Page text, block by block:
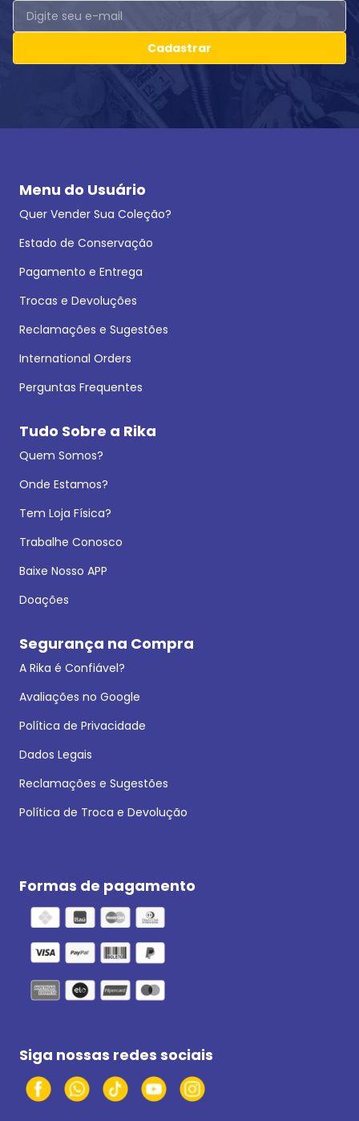
Cadastrar
Menu do Usuário
Quer Vender Sua Coleção?
Estado de Conservação
Pagamento e Entrega
Trocas e Devoluções
Reclamações e Sugestões
International Orders
Perguntas Frequentes
Tudo Sobre a Rika
Quem Somos?
Onde Estamos?
Tem Loja Física?
Trabalhe Conosco
Baixe Nosso APP
Doações
Segurança na Compra
A Rika é Confiável?
Avaliações no Google
Política de Privacidade
Dados Legais
Reclamações e Sugestões
Política de Troca e Devolução
Formas de pagamento
Siga nossas redes sociais